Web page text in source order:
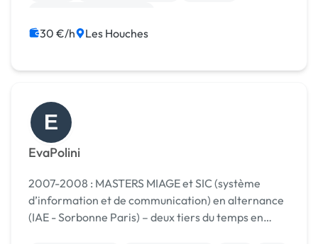
30 €/h Les Houches
E
EvaPolini
2007-2008 : MASTERS MIAGE et SIC (système
d’information et de communication) en alternance
(IAE - Sorbonne Paris) – deux tiers du temps en